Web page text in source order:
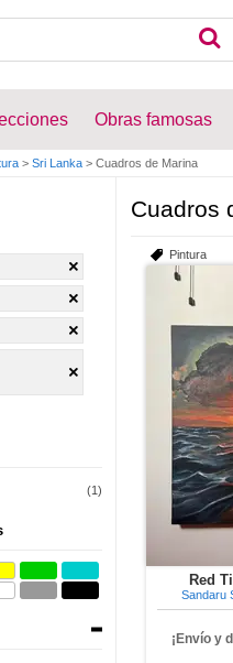
Obras famosas
> Sri Lanka > Cuadros de Marina
(1)
Cuadros
Pintura
Red
Sandaru
¡Envío y